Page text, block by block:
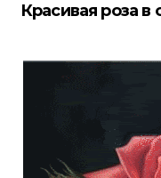
Красивая роза